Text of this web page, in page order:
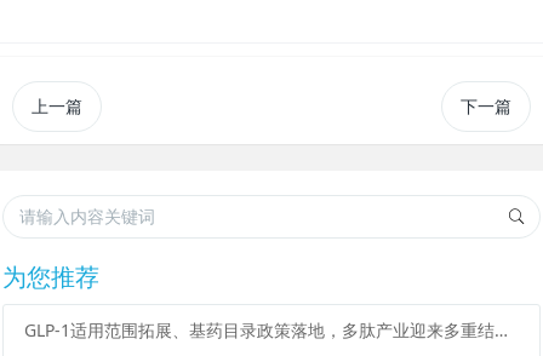
上一篇 下一篇
为您推荐
GLP-1适用范围拓展、基药目录政策落地，多肽产业迎来多重结构性变化